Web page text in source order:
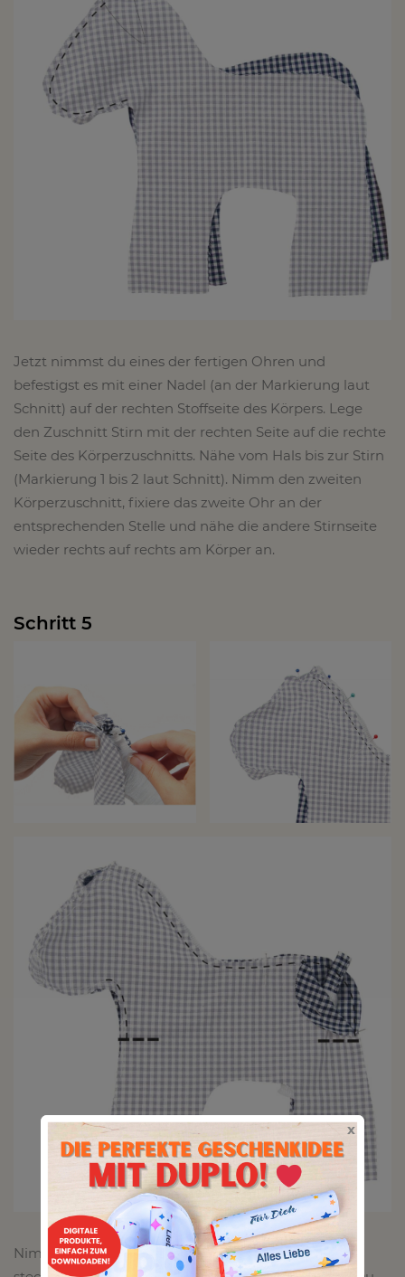
x
Jetzt nimmst du eines der fertigen Ohren und
befestigst es mit einer Nadel (an der Markierung laut
Schnitt) auf der rechten Stoffseite des Körpers. Lege
den Zuschnitt Stirn mit der rechten Seite auf die rechte
Seite des Körperzuschnitts. Nähe vom Hals bis zur Stirn
(Markierung 1 bis 2 laut Schnitt). Nimm den zweiten
Körperzuschnitt, fixiere das zweite Ohr an der
entsprechenden Stelle und nähe die andere Stirnseite
wieder rechts auf rechts am Körper an.
Schritt 5
Nimm die kurze Franse und den fertigen Schweif,